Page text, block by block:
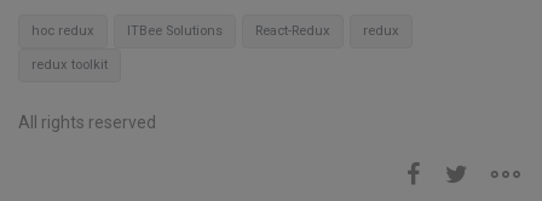
hoc redux ITBee Solutions React-Redux redux
redux toolkit
All rights reserved